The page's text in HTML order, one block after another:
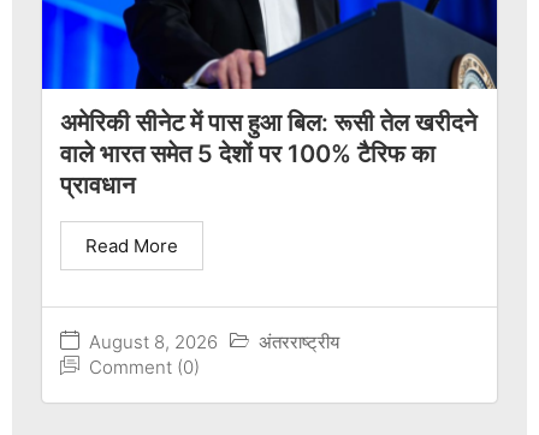
अमेरिकी सीनेट में पास हुआ बिल: रूसी तेल खरीदने
वाले भारत समेत 5 देशों पर 100% टैरिफ का
प्रावधान
August 8, 2026
अंतरराष्ट्रीय
Comment (0)
Read More